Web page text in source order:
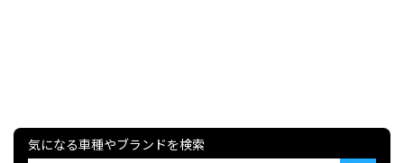
気になる車種やブランドを検索